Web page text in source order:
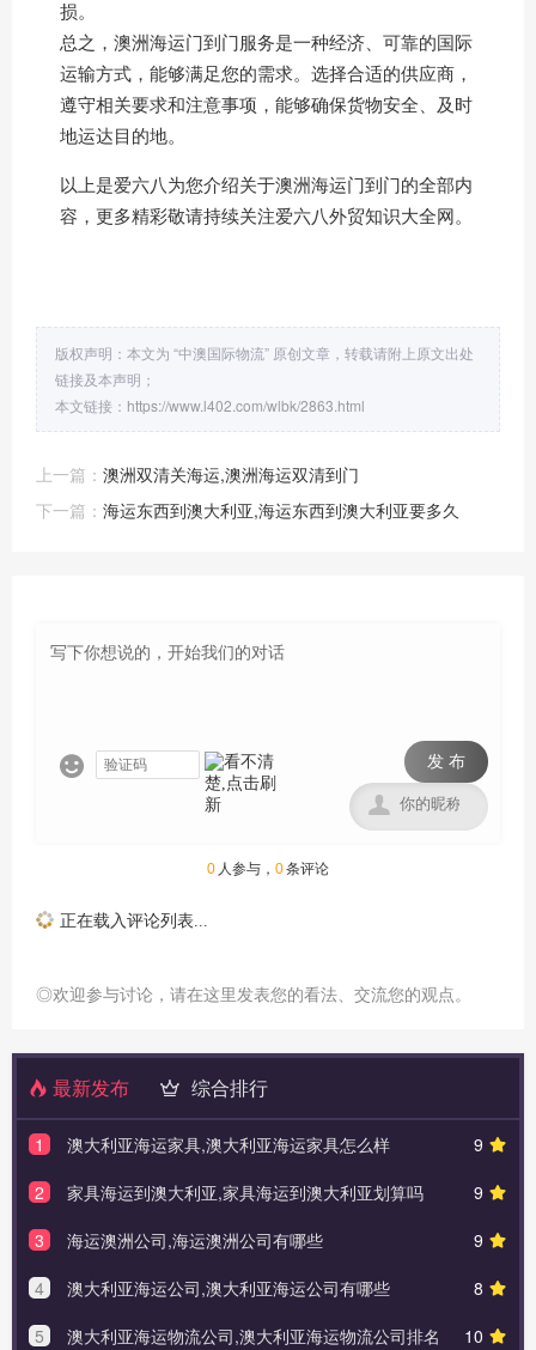
损。
总之，澳洲海运门到门服务是一种经济、可靠的国际
运输方式，能够满足您的需求。选择合适的供应商，
遵守相关要求和注意事项，能够确保货物安全、及时
地运达目的地。
以上是爱六八为您介绍关于澳洲海运门到门的全部内
容，更多精彩敬请持续关注爱六八外贸知识大全网。
版权声明：本文为 “中澳国际物流” 原创文章，转载请附上原文出处
链接及本声明；
本文链接： https://www.l402.com/wlbk/2863.html
上一篇： 澳洲双清关海运,澳洲海运双清到门
下一篇： 海运东西到澳大利亚,海运东西到澳大利亚要多久
 发 布

0 人参与， 0条评论
正在载入评论列表...
◎欢迎参与讨论，请在这里发表您的看法、交流您的观点。
最新发布 综合排行
9
1
澳大利亚海运家具,澳大利亚海运家具怎么样
9
2
家具海运到澳大利亚,家具海运到澳大利亚划算吗
9
3
海运澳洲公司,海运澳洲公司有哪些
8
4
澳大利亚海运公司,澳大利亚海运公司有哪些
10
5
澳大利亚海运物流公司,澳大利亚海运物流公司排名